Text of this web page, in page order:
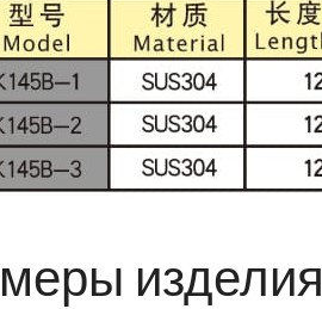
изделия